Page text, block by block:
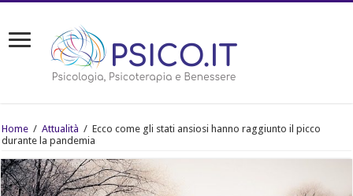
Home / Attualità / Ecco come gli stati ansiosi hanno raggiunto il picco
durante la pandemia